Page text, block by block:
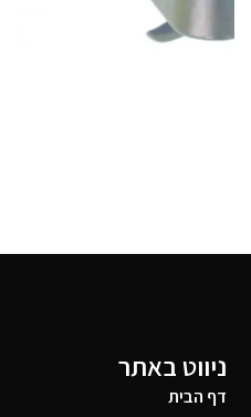
ניווט באתר
דף הבית